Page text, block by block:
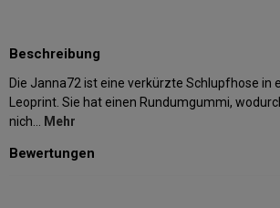
Beschreibung
Die Janna72 ist eine verkürzte Schlupfhose in
Leoprint. Sie hat einen Rundumgummi,
nich…
Mehr
Bewertungen